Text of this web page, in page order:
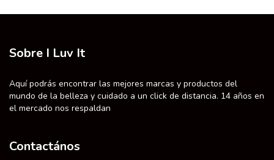
Sobre I Luv It
Aquí podrás encontrar las mejores marcas y productos del
mundo de la belleza y cuidado a un click de distancia. 14 años en
el mercado nos respaldan
Contactános